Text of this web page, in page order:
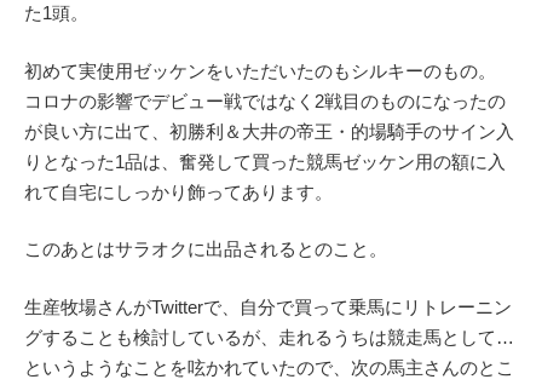
た1頭。
初めて実使用ゼッケンをいただいたのもシルキーのもの。
コロナの影響でデビュー戦ではなく2戦目のものになったの
が良い方に出て、初勝利＆大井の帝王・的場騎手のサイン入
りとなった1品は、奮発して買った競馬ゼッケン用の額に入
れて自宅にしっかり飾ってあります。
このあとはサラオクに出品されるとのこと。
生産牧場さんがTwitterで、自分で買って乗馬にリトレーニン
グすることも検討しているが、走れるうちは競走馬として…
というようなことを呟かれていたので、次の馬主さんのとこ